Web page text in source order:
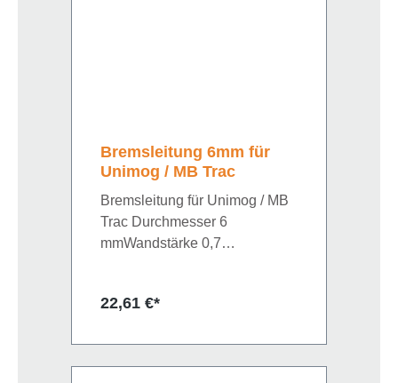
Bremsleitung 6mm für
Unimog / MB Trac
Bremsleitung für Unimog / MB
Trac Durchmesser 6
mmWandstärke 0,7
5 m
Regulärer Preis:
22,61 €*